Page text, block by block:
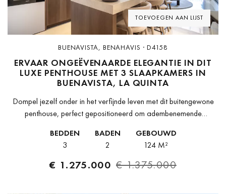
TOEVOEGEN AAN LIJST
BUENAVISTA, BENAHAVIS · D4158
ERVAAR ONGEËVENAARDE ELEGANTIE IN DIT
LUXE PENTHOUSE MET 3 SLAAPKAMERS IN
BUENAVISTA, LA QUINTA
Dompel jezelf onder in het verfijnde leven met dit buitengewone
penthouse, perfect gepositioneerd om adembenemende
bergen en groene golfbanen. Deze toplocatie...
BEDDEN
3
BADEN
2
GEBOUWD
124 M²
€ 1.275.000 € 1.375.000